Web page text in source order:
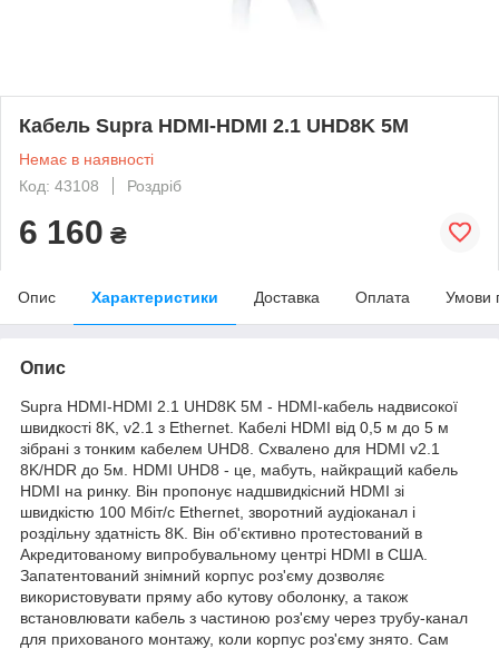
Кабель Supra HDMI-HDMI 2.1 UHD8K 5M
Немає в наявності
Код: 43108
Роздріб
6 160 ₴
Опис Характеристики Доставка Оплата Умови
Опис
Supra HDMI-HDMI 2.1 UHD8K 5M - HDMI-кабель надвисокої
швидкості 8K, v2.1 з Ethernet. Кабелі HDMI від 0,5 м до 5 м
зібрані з тонким кабелем UHD8. Схвалено для HDMI v2.1
8K/HDR до 5м. HDMI UHD8 - це, мабуть, найкращий кабель
HDMI на ринку. Він пропонує надшвидкісний HDMI зі
швидкістю 100 Мбіт/с Ethernet, зворотний аудіоканал і
роздільну здатність 8K. Він об'єктивно протестований в
Акредитованому випробувальному центрі HDMI в США.
Запатентований знімний корпус роз'єму дозволяє
використовувати пряму або кутову оболонку, а також
встановлювати кабель з частиною роз'єму через трубу-канал
для прихованого монтажу, коли корпус роз'єму знято. Сам